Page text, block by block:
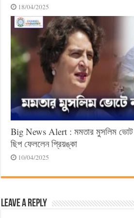
18/04/2025
Big News Alert : মমতার মুসলিম ভোট
ছিপ ফেললেন প্রিয়ঙ্কা
10/04/2025
Leave a Reply